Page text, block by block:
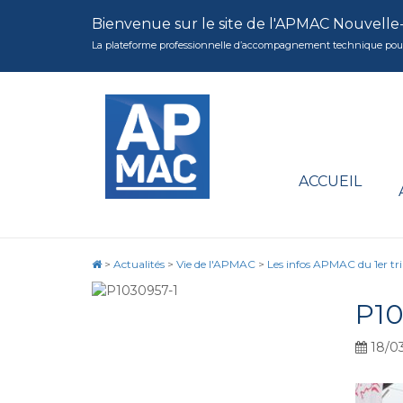
Bienvenue sur le site de l'APMAC
La plateforme professionnelle d’accompagnement technique
ACCUEIL
> Actualités > Vie de l'APMAC > Les infos APMAC du 1er
18/